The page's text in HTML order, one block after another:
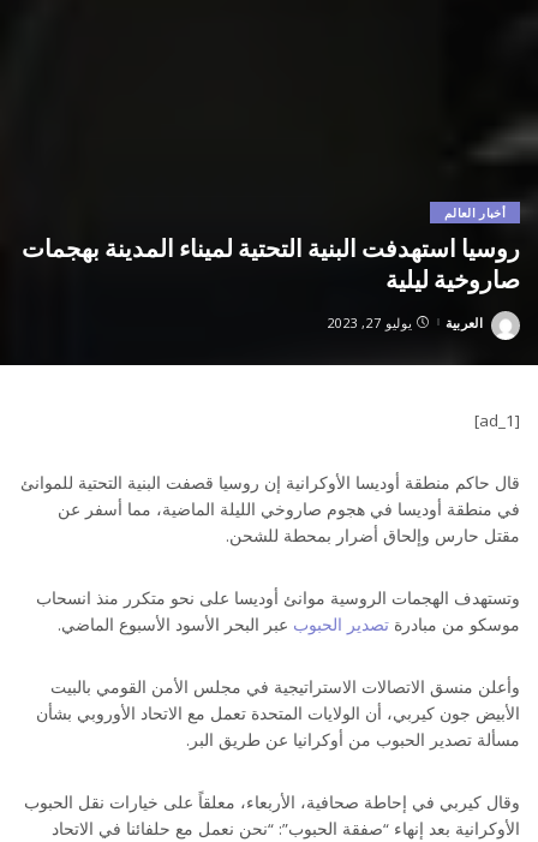
أخبار العالم
روسيا استهدفت البنية التحتية لميناء المدينة بهجمات
صاروخية ليلية
Posted
العربية يوليو 27, 2023
[ad_1]
قال حاكم منطقة أوديسا الأوكرانية إن روسيا قصفت البنية التحتية للموانئ
في منطقة أوديسا في هجوم صاروخي الليلة الماضية، مما أسفر عن
مقتل حارس وإلحاق أضرار بمحطة للشحن.
وتستهدف الهجمات الروسية موانئ أوديسا على نحو متكرر منذ انسحاب
موسكو من مبادرة تصدير الحبوب عبر البحر الأسود الأسبوع الماضي.
وأعلن منسق الاتصالات الاستراتيجية في مجلس الأمن القومي بالبيت
الأبيض جون كيربي، أن الولايات المتحدة تعمل مع الاتحاد الأوروبي بشأن
مسألة تصدير الحبوب من أوكرانيا عن طريق البر.
وقال كيربي في إحاطة صحافية، الأربعاء، معلقاً على خيارات نقل الحبوب
الأوكرانية بعد إنهاء “صفقة الحبوب”: “نحن نعمل مع حلفائنا في الاتحاد